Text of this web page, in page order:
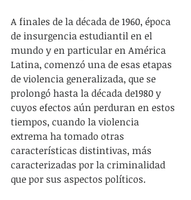
A finales de la década de 1960, época
de insurgencia estudiantil en el
mundo y en particular en América
Latina, comenzó una de esas etapas
de violencia generalizada, que se
prolongó hasta la década de1980 y
cuyos efectos aún perduran en estos
tiempos, cuando la violencia
extrema ha tomado otras
características distintivas, más
caracterizadas por la criminalidad
que por sus aspectos políticos.